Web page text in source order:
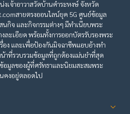
เจ้าอาวาสวัดบ้านคำระหงษ์ จังหวัด
สายตรงออนไลน์ยุค 5G ศูนย์ข้อมูล
กิจ และกิจกรรมต่างๆ มีทำเนียบพระ
งละเอียด พร้อมทั้งการออกบัตรรับรองพระ
อง และเพื่อป้องกันมิจฉาชีพแอบอ้างทำ
าที่รวบรวมข้อมูลที่ถูกต้องแม่นยำที่สุด
อมูลของผู้ที่ศรัทธาและนิยมสะสมพระ
คงอยู่ตลอดไป